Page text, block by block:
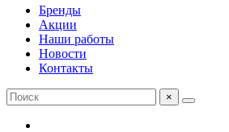
Бренды
Акции
Наши работы
Новости
Контакты
×